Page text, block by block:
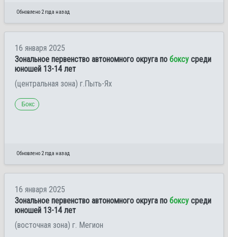
Обновлено 2 года назад
16 января 2025
Зональное первенство автономного округа по боксу среди
юношей 13-14 лет
(центральная зона) г.Пыть-Ях
Бокс
Обновлено 2 года назад
16 января 2025
Зональное первенство автономного округа по боксу среди
юношей 13-14 лет
(восточная зона) г. Мегион